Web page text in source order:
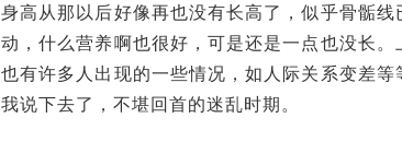
身高从那以后好像再也没有长高了，似乎骨骺
动，什么营养啊也很好，可是还是一点也没长。
也有许多人出现的一些情况，如人际关系变差等
我说下去了，不堪回首的迷乱时期。